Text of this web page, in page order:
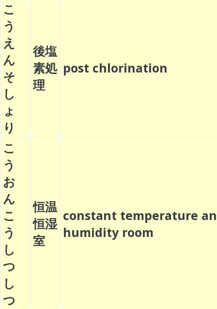
こ
う
え
ん
そ
し
ょ
り
後塩
素処
理
post chlorination
こ
う
お
ん
こ
う
し
つ
し
つ
恒温
恒湿
室
constant temperature
humidity room